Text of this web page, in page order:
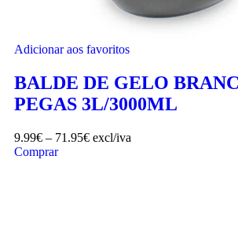
Adicionar aos favoritos
BALDE DE GELO
PEGAS 3L/3000ML
9.99€ – 71.95€ excl/iva
Comprar